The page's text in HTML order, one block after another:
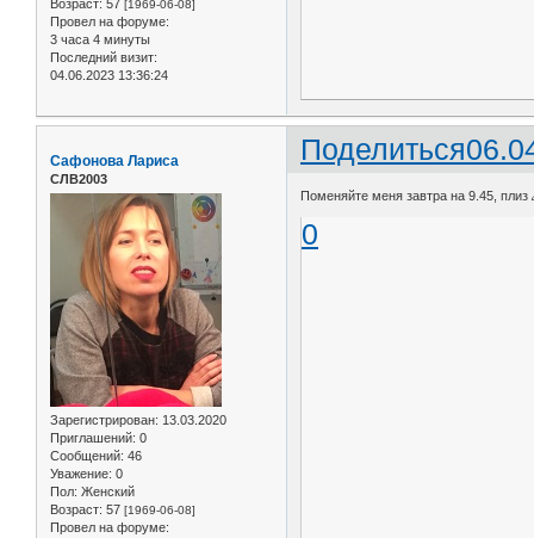
Возраст: 57 [1969-06-08]
Провел на форуме:
3 часа 4 минуты
Последний визит:
04.06.2023 13:36:24
Поделиться
Сафонова Лариса
СЛВ2003
Зарегистрирован: 13.03.2020
Приглашений: 0
Сообщений: 46
Уважение: 0
Пол: Женский
Возраст: 57 [1969-06-08]
Провел на форуме:
Поменяйте меня завтра на 9.45, плиз
0